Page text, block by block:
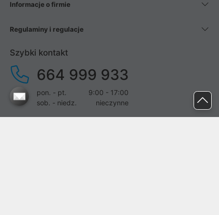
Informacje o firmie
Regulaminy i regulacje
Szybki kontakt
664 999 933
pon. - pt.
9:00 - 17:00
sob. - niedz.
nieczynne